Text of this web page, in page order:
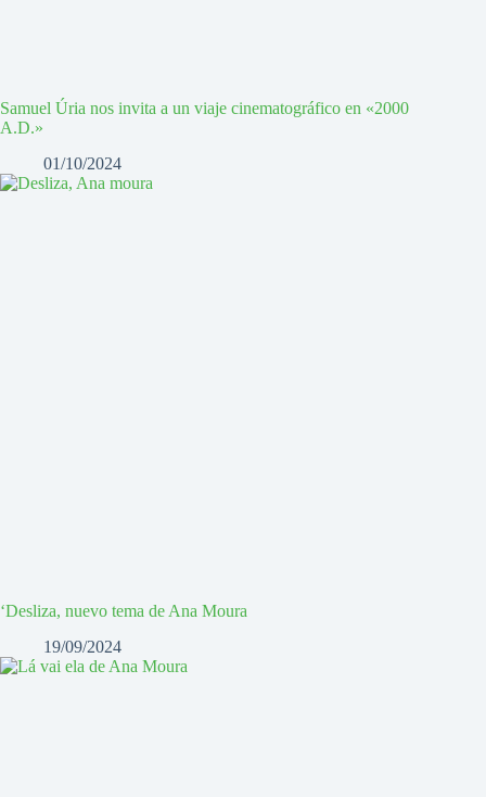
Samuel Úria nos invita a un viaje cinematográfico en «2000
A.D.»
01/10/2024
‘Desliza, nuevo tema de Ana Moura
19/09/2024